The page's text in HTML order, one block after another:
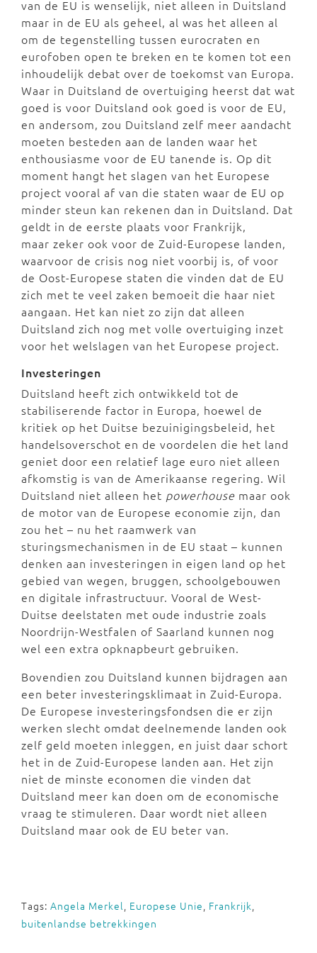
van de EU is wenselijk, niet alleen in Duitsland
maar in de EU als geheel, al was het alleen al
om de tegenstelling tussen eurocraten en
eurofoben open te breken en te komen tot een
inhoudelijk debat over de toekomst van Europa.
Waar in Duitsland de overtuiging heerst dat wat
goed is voor Duitsland ook goed is voor de EU,
en andersom, zou Duitsland zelf meer aandacht
moeten besteden aan de landen waar het
enthousiasme voor de EU tanende is. Op dit
moment hangt het slagen van het Europese
project vooral af van die staten waar de EU op
minder steun kan rekenen dan in Duitsland. Dat
geldt in de eerste plaats voor Frankrijk,
maar zeker ook voor de Zuid-Europese landen,
waarvoor de crisis nog niet voorbij is, of voor
de Oost-Europese staten die vinden dat de EU
zich met te veel zaken bemoeit die haar niet
aangaan. Het kan niet zo zijn dat alleen
Duitsland zich nog met volle overtuiging inzet
voor het welslagen van het Europese project.
Investeringen
Duitsland heeft zich ontwikkeld tot de
stabiliserende factor in Europa, hoewel de
kritiek op het Duitse bezuinigingsbeleid, het
handelsoverschot en de voordelen die het land
geniet door een relatief lage euro niet alleen
afkomstig is van de Amerikaanse regering. Wil
Duitsland niet alleen het powerhouse maar ook
de motor van de Europese economie zijn, dan
zou het – nu het raamwerk van
sturingsmechanismen in de EU staat – kunnen
denken aan investeringen in eigen land op het
gebied van wegen, bruggen, schoolgebouwen
en digitale infrastructuur. Vooral de West-
Duitse deelstaten met oude industrie zoals
Noordrijn-Westfalen of Saarland kunnen nog
wel een extra opknapbeurt gebruiken.
Bovendien zou Duitsland kunnen bijdragen aan
een beter investeringsklimaat in Zuid-Europa.
De Europese investeringsfondsen die er zijn
werken slecht omdat deelnemende landen ook
zelf geld moeten inleggen, en juist daar schort
het in de Zuid-Europese landen aan. Het zijn
niet de minste economen die vinden dat
Duitsland meer kan doen om de economische
vraag te stimuleren. Daar wordt niet alleen
Duitsland maar ook de EU beter van.
Tags: Angela Merkel, Europese Unie, Frankrijk,
buitenlandse betrekkingen